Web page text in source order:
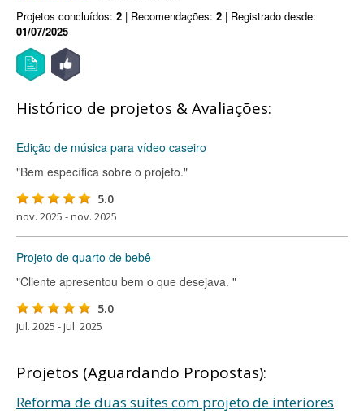
Projetos concluídos: 2 | Recomendações: 2 | Registrado desde:
01/07/2025
Histórico de projetos & Avaliações:
Edição de música para vídeo caseiro
"Bem específica sobre o projeto."
5.0
nov. 2025 - nov. 2025
Projeto de quarto de bebê
"Cliente apresentou bem o que desejava. "
5.0
jul. 2025 - jul. 2025
Projetos (Aguardando Propostas):
Reforma de duas suítes com projeto de interiores